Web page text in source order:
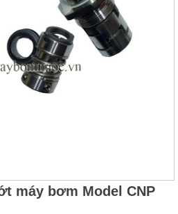
máy bơm Model CNP